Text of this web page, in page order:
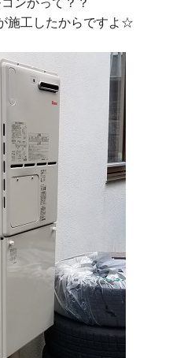
ンかって？？
施工したからですよ☆